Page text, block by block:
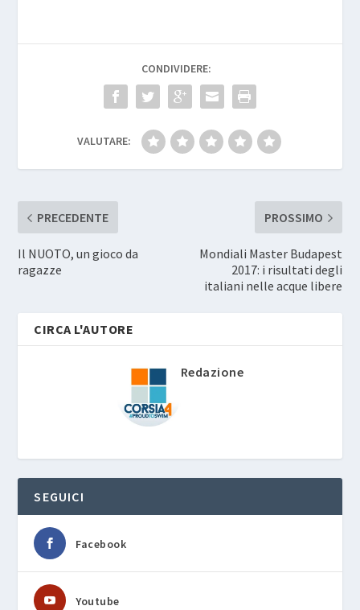
CONDIVIDERE:
VALUTARE:
PRECEDENTE
Il NUOTO, un gioco da
ragazze
PROSSIMO
Mondiali Master Budapest
2017: i risultati degli
italiani nelle acque libere
CIRCA L'AUTORE
Redazione
SEGUICI
Facebook
Youtube